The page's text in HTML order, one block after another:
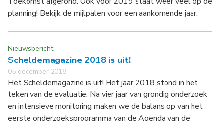
planning! Bekijk de mijlpalen voor een aankomende jaar.
Nieuwsbericht
Scheldemagazine 2018 is uit!
05 december 2018
Het Scheldemagazine is uit! Het jaar 2018 stond in het
teken van de evaluatie. Na vier jaar van grondig onderzoek
en intensieve monitoring maken we de balans op van het
eerste onderzoeksprogramma van de Agenda van de